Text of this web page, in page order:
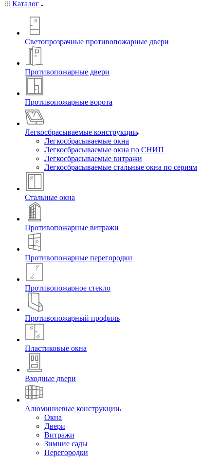
Каталог
Светопрозрачные противопожарные двери
Противопожарные двери
Противопожарные ворота
Легкосбрасываемые конструкции
Легкосбрасываемые окна
Легкосбрасываемые окна по СНИП
Легкосбрасываемые витражи
Легкосбрасываемые стальные окна по сериям
Стальные окна
Противопожарные витражи
Противопожарные перегородки
Противопожарное стекло
Противопожарный профиль
Пластиковые окна
Входные двери
Алюминиевые конструкции
Окна
Двери
Витражи
Зимние сады
Перегородки